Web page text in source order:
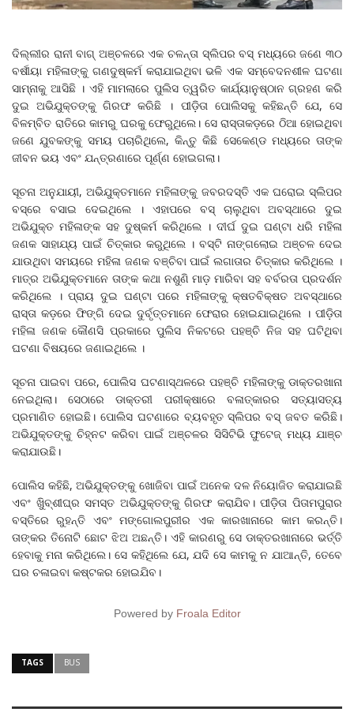
ଦିଲ୍ଲୀର ରାନୀ ବାଗ୍ ଅଞ୍ଚଳରେ ଏକ ଚଳନ୍ତା ସ୍ଲିପର ବସ୍ ମଧ୍ୟରେ ଜଣେ ୩୦
ବର୍ଷୀୟା ମହିଳାଙ୍କୁ ଗଣଦୁଷ୍କର୍ମ କରାଯାଇଥିବା ଭଳି ଏକ ସମ୍ବେଦନଶୀଳ ଘଟଣା
ସାମ୍ନାକୁ ଆସିଛି । ଏହି ମାମଲାରେ ପୁଲିସ ତ୍ୱରିତ କାର୍ଯ୍ୟାନୁଷ୍ଠାନ ଗ୍ରହଣ କରି
ଦୁଇ ଅଭିଯୁକ୍ତଙ୍କୁ ଗିରଫ କରିଛି । ପୀଡ଼ିତା ପୋଲିସକୁ କହିଛନ୍ତି ଯେ, ସେ
ବିଳମ୍ବିତ ରାତିରେ କାମରୁ ଘରକୁ ଫେରୁଥିଲେ। ସେ ରାସ୍ତାକଡ଼ରେ ଠିଆ ହୋଇଥିବା
ଜଣେ ଯୁବକଙ୍କୁ ସମୟ ପଚାରିଥିଲେ, କିନ୍ତୁ କିଛି ସେକେଣ୍ଡ ମଧ୍ୟରେ ତାଙ୍କ
ଜୀବନ ଭୟ ଏବଂ ଯନ୍ତ୍ରଣାରେ ପୂର୍ଣ୍ଣ ହୋଇଗଲା।
ସୂଚନା ଅନୁଯାୟୀ, ଅଭିଯୁକ୍ତମାନେ ମହିଳାଙ୍କୁ ଜବରଦସ୍ତି ଏକ ଘରୋଇ ସ୍ଲିପର
ବସ୍‌ରେ ବସାଇ ଦେଇଥିଲେ । ଏହାପରେ ବସ୍ ଚାଲୁଥିବା ଅବସ୍ଥାରେ ଦୁଇ
ଅଭିଯୁକ୍ତ ମହିଳାଙ୍କ ସହ ଦୁଷ୍କର୍ମ କରିଥିଲେ । ଦୀର୍ଘ ଦୁଇ ଘଣ୍ଟା ଧରି ମହିଳା
ଜଣକ ସାହାଯ୍ୟ ପାଇଁ ଚିତ୍କାର କରୁଥିଲେ । ବସ୍‌ଟି ନାଙ୍ଗଲୋଇ ଅଞ୍ଚଳ ଦେଇ
ଯାଉଥିବା ସମୟରେ ମହିଳା ଜଣକ ବଞ୍ଚିବା ପାଇଁ ଲଗାତାର ଚିତ୍କାର କରିଥିଲେ ।
ମାତ୍ର ଅଭିଯୁକ୍ତମାନେ ତାଙ୍କ କଥା ନଶୁଣି ମାଡ଼ ମାରିବା ସହ ବର୍ବରତା ପ୍ରଦର୍ଶନ
କରିଥିଲେ । ପ୍ରାୟ ଦୁଇ ଘଣ୍ଟା ପରେ ମହିଳାଙ୍କୁ କ୍ଷତବିକ୍ଷତ ଅବସ୍ଥାରେ
ରାସ୍ତା କଡ଼ରେ ଫିଙ୍ଗି ଦେଇ ଦୁର୍ବୃତ୍ତମାନେ ଫେରାର ହୋଇଯାଇଥିଲେ । ପୀଡ଼ିତା
ମହିଳା ଜଣକ କୌଣସି ପ୍ରକାରେ ପୁଲିସ ନିକଟରେ ପହଞ୍ଚି ନିଜ ସହ ଘଟିଥିବା
ଘଟଣା ବିଷୟରେ ଜଣାଇଥିଲେ ।
ସୂଚନା ପାଇବା ପରେ, ପୋଲିସ ଘଟଣାସ୍ଥଳରେ ପହଞ୍ଚି ମହିଳାଙ୍କୁ ଡାକ୍ତରଖାନା
ନେଇଥିଲା। ସେଠାରେ ଡାକ୍ତରୀ ପରୀକ୍ଷାରେ ବଳାତ୍କାରର ସତ୍ୟାସତ୍ୟ
ପ୍ରମାଣିତ ହୋଇଛି। ପୋଲିସ ଘଟଣାରେ ବ୍ୟବହୃତ ସ୍ଲିପର ବସ୍‌ ଜବତ କରିଛି।
ଅଭିଯୁକ୍ତଙ୍କୁ ଚିହ୍ନଟ କରିବା ପାଇଁ ଅଞ୍ଚଳର ସିସିଟିଭି ଫୁଟେଜ୍‌ ମଧ୍ୟ ଯାଞ୍ଚ
କରାଯାଉଛି।
ପୋଲିସ କହିଛି, ଅଭିଯୁକ୍ତଙ୍କୁ ଖୋଜିବା ପାଇଁ ଅନେକ ଦଳ ନିୟୋଜିତ କରାଯାଇଛି
ଏବଂ ଖିୁବ୍‌ଶୀଘ୍ର ସମସ୍ତ ଅଭିଯୁକ୍ତଙ୍କୁ ଗିରଫ କରାଯିବ। ପୀଡ଼ିତା ପିତାମପୁରାର
ବସ୍ତିରେ ରୁହନ୍ତି ଏବଂ ମଙ୍ଗୋଲପୁରୀର ଏକ କାରଖାନାରେ କାମ କରନ୍ତି।
ତାଙ୍କର ତିନୋଟି ଛୋଟ ଝିଅ ଅଛନ୍ତି। ଏହି କାରଣରୁ ସେ ଡାକ୍ତରଖାନାରେ ଭର୍ତ୍ତି
ହେବାକୁ ମନା କରିଥିଲେ। ସେ କହିଥିଲେ ଯେ, ଯଦି ସେ କାମକୁ ନ ଯାଆନ୍ତି, ତେବେ
ଘର ଚଳାଇବା କଷ୍ଟକର ହୋଇଯିବ।
Powered by Froala Editor
TAGS BUS